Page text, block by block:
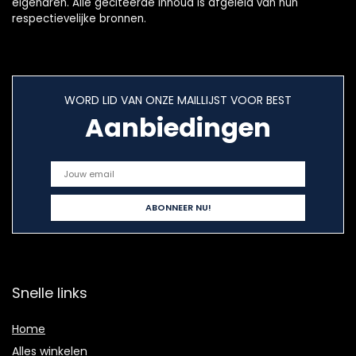
respectievelijke bronnen.
WORD LID VAN ONZE MAILLIJST VOOR BEST
Aanbiedingen
Snelle links
Home
Alles winkelen